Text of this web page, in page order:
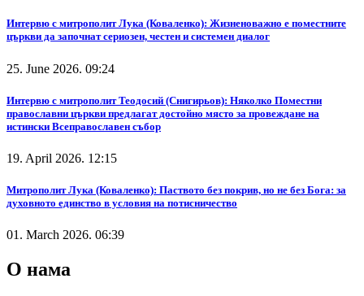
Интервю с митрополит Лука (Коваленко): Жизненоважно е поместните
църкви да започнат сериозен, честен и системен диалог
25. June 2026. 09:24
Интервю с митрополит Теодосий (Снигирьов): Няколко Поместни
православни църкви предлагат достойно място за провеждане на
истински Всеправославен събор
19. April 2026. 12:15
Митрополит Лука (Коваленко): Паството без покрив, но не без Бога: за
духовното единство в условия на потисничество
01. March 2026. 06:39
О нама